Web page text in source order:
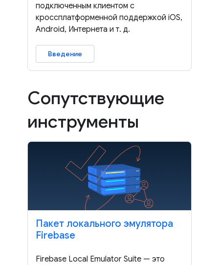
подключенным клиентом с
кроссплатформенной поддержкой iOS,
Android, Интернета и т. д.
Введение
Сопутствующие
инструменты
Пакет локального эмулятора
Firebase
Firebase Local Emulator Suite — это